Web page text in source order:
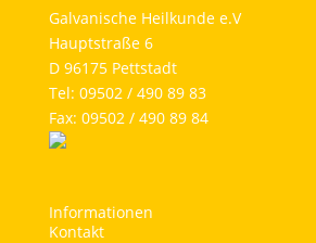
Galvanische Heilkunde e.V
Hauptstraße 6
D 96175 Pettstadt
Tel: 09502 / 490 89 83
Fax: 09502 / 490 89 84
Informationen
Kontakt